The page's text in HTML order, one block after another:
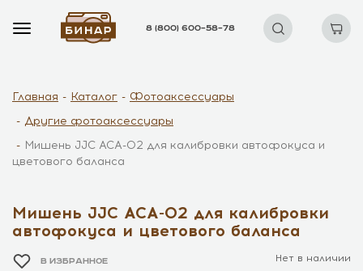
8 (800) 600–58–78
Главная Каталог
Фотоаксессуары
Другие фотоаксессуары
Мишень JJC ACA-02 для калибровки автофокуса и
цветового баланса
Мишень JJC ACA-02 для калибровки
автофокуса и цветового баланса
В ИЗБРАННОЕ Нет в наличии